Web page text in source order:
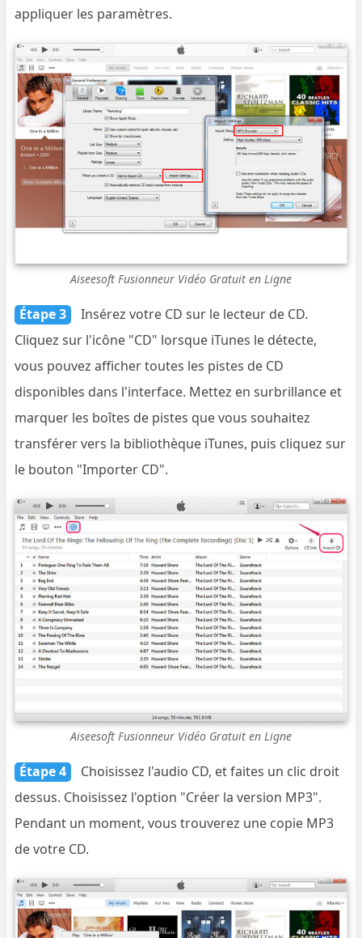
appliquer les paramètres.
Aiseesoft Fusionneur Vidéo Gratuit en Ligne
Étape 3
Insérez votre CD sur le lecteur de CD.
Cliquez sur l'icône "CD" lorsque iTunes le détecte,
vous pouvez afficher toutes les pistes de CD
disponibles dans l'interface. Mettez en surbrillance et
marquer les boîtes de pistes que vous souhaitez
transférer vers la bibliothèque iTunes, puis cliquez sur
le bouton "Importer CD".
Aiseesoft Fusionneur Vidéo Gratuit en Ligne
Étape 4
Choisissez l'audio CD, et faites un clic droit
dessus. Choisissez l'option "Créer la version MP3".
Pendant un moment, vous trouverez une copie MP3
de votre CD.